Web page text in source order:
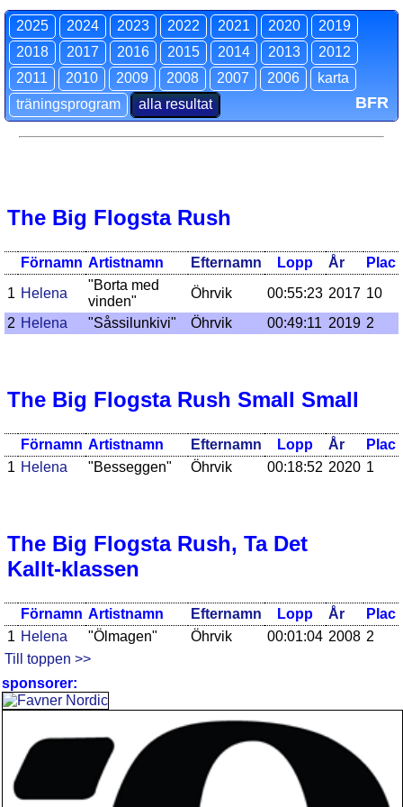
2025 2024 2023 2022 2021 2020
2019
2018
2017 2016 2015 2014 2013
2012
2011
2010 2009 2008 2007 2006
karta
träningsprogram
alla resultat BFR
The Big Flogsta Rush
Förnamn Artistnamn Efternamn Lopp År
Plac
1 Helena
"Borta med
vinden"
Öhrvik 00:55:23 2017 10
2 Helena "Såssilunkivi" Öhrvik 00:49:11 2019 2
The Big Flogsta Rush Small Small
Förnamn Artistnamn Efternamn Lopp År
Plac
1 Helena "Besseggen" Öhrvik 00:18:52 2020 1
The Big Flogsta Rush, Ta Det
Kallt-klassen
Förnamn Artistnamn Efternamn Lopp År
Plac
1 Helena "Ölmagen" Öhrvik 00:01:04 2008 2
Till toppen >>
sponsorer: